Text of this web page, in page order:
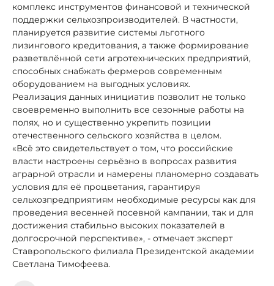
комплекс инструментов финансовой и технической
поддержки сельхозпроизводителей. В частности,
планируется развитие системы льготного
лизингового кредитования, а также формирование
разветвлённой сети агротехнических предприятий,
способных снабжать фермеров современным
оборудованием на выгодных условиях.
Реализация данных инициатив позволит не только
своевременно выполнить все сезонные работы на
полях, но и существенно укрепить позиции
отечественного сельского хозяйства в целом.
«Всё это свидетельствует о том, что российские
власти настроены серьёзно в вопросах развития
аграрной отрасли и намерены планомерно создавать
условия для её процветания, гарантируя
сельхозпредприятиям необходимые ресурсы как для
проведения весенней посевной кампании, так и для
достижения стабильно высоких показателей в
долгосрочной перспективе», - отмечает эксперт
Ставропольского филиала Президентской академии
Светлана Тимофеева.